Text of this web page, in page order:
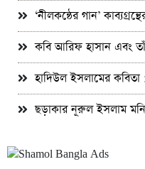
‘নীলকন্ঠের গান’
কবি আরিফ হাসান এবং
হাদিউল ইসলামের কবিতা
ছড়াকার নূরুল ইসলাম